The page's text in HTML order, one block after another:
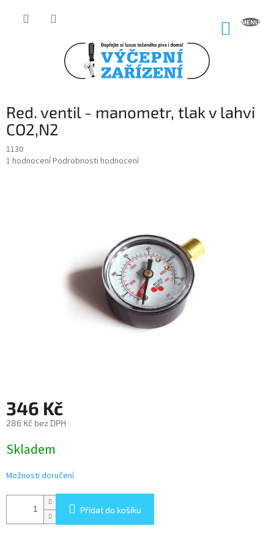
Red. ventil - manometr, tlak v lahvi
CO2,N2
1130
Průměrné
1 hodnoceníPodrobnosti hodnocení
346 Kč
286 Kč bez DPH
cena:
Skladem
Možnosti doručení
Přidat do košíku